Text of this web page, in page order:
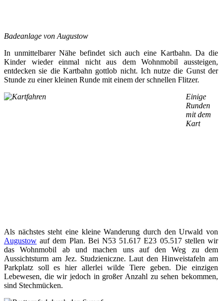
Badeanlage von Augustow
In unmittelbarer Nähe befindet sich auch eine Kartbahn. Da die
Kinder wieder einmal nicht aus dem Wohnmobil aussteigen,
entdecken sie die Kartbahn gottlob nicht. Ich nutze die Gunst der
Stunde zu einer kleinen Runde mit einem der schnellen Flitzer.
Einige
Runden
mit dem
Kart
Als nächstes steht eine kleine Wanderung durch den Urwald von
Augustow auf dem Plan. Bei N53 51.617 E23 05.517 stellen wir
das Wohnmobil ab und machen uns auf den Weg zu dem
Aussichtsturm am Jez. Studzieniczne. Laut den Hinweistafeln am
Parkplatz soll es hier allerlei wilde Tiere geben. Die einzigen
Lebewesen, die wir jedoch in großer Anzahl zu sehen bekommen,
sind Stechmücken.